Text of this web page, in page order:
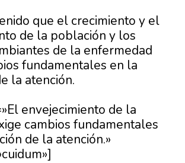
que el crecimiento y el
de la población y los
de la enfermedad
fundamentales en la
la atención.
envejecimiento de la
cambios fundamentales
de la atención.»